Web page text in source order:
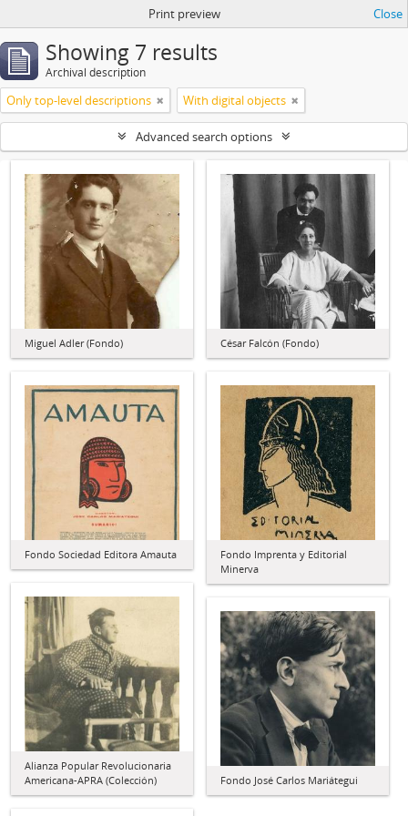
Print preview Close
Showing 7 results
Archival description
Only top-level descriptions With digital objects
Advanced search options
Miguel Adler (Fondo) César Falcón (Fondo)
Fondo Sociedad Editora Amauta
Fondo Imprenta y Editorial
Minerva
Alianza Popular Revolucionaria
Americana-APRA (Colección)
Fondo José Carlos Mariátegui